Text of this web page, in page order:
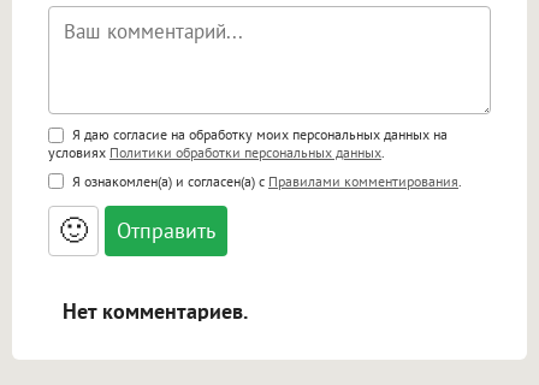
Поддержка HTML
<b>, <strong>, <u>, <i>, <em>, <s>, <big>,
<small>, <sup>, <sub>, <pre>, <ul>, <ol>, <li>,
<blockquote>, <code> экранирует HTML,
адреса URL автоматически становятся
ссылками, и [img]адрес[/img] будет
Я даю согласие на обработку моих персональных данных на
условиях Политики обработки персональных данных
Я ознакомлен(а) и согласен(а) с Правилами комментирования
🙂
Нет комментариев.